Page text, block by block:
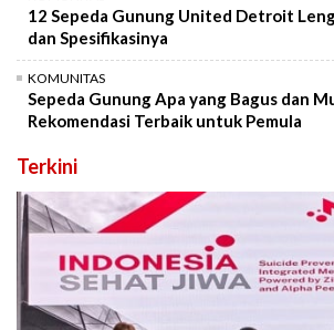
12 Sepeda Gunung United Detroit
dan Spesifikasinya
KOMUNITAS
Sepeda Gunung Apa yang Bagus dan
Rekomendasi Terbaik untuk Pemula
Terkini